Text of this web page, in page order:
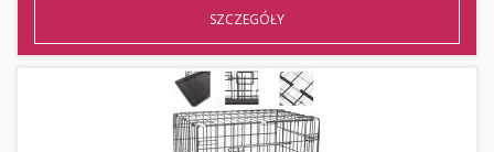
SZCZEGÓŁY